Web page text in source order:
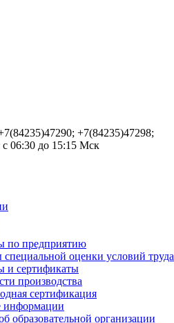
+7(84235)47298;
06:30 до 15:15 Мск
по предприятию
специальной оценки условий труда
и сертификаты
производства
сертификация
информации
образовательной организации